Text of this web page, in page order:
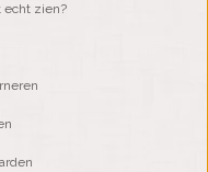
echt zien?